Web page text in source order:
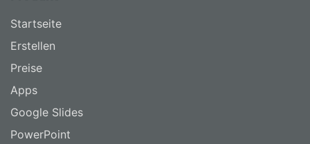
Startseite
Erstellen
Preise
Apps
Google Slides
PowerPoint